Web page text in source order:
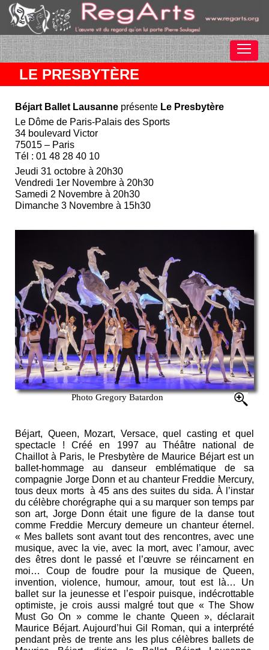
LE PRESBYTÈRE
Béjart Ballet Lausanne présente Le Presbytère
Le Dôme de Paris-Palais des Sports
34 boulevard Victor
75015 – Paris
Tél : 01 48 28 40 10
Jeudi 31 octobre à 20h30
Vendredi 1er Novembre à 20h30
Samedi 2 Novembre à 20h30
Dimanche 3 Novembre à 15h30
Photo Gregory Batardon
Béjart, Queen, Mozart, Versace, quel casting et quel
spectacle ! Créé en 1997 au Théâtre national de
Chaillot à Paris, le Presbytère de Maurice Béjart est un
ballet-hommage au danseur emblématique de sa
compagnie Jorge Donn et au chanteur Freddie Mercury,
tous deux morts à 45 ans des suites du sida. À l’instar
du célèbre chorégraphe qui a su marquer son temps par
son art, Jorge Donn était une figure de la danse tout
comme Freddie Mercury demeure un chanteur éternel.
« Mes ballets sont avant tout des rencontres, avec une
musique, avec la vie, avec la mort, avec l’amour, avec
des êtres dont le passé et l’œuvre se réincarnent en
moi… Coup de foudre pour la musique de Queen,
invention, violence, humour, amour, tout est là… Un
ballet sur la jeunesse et l’espoir puisque, indécrottable
optimiste, je crois aussi malgré tout que « The Show
Must Go On » comme le chante Queen », déclarait
Maurice Béjart. Aujourd’hui Gil Roman, qui a interprété
pendant près de trente ans les plus célèbres ballets de